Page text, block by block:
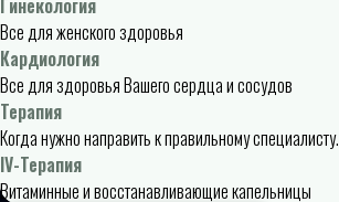
Гинекология
Все для женского здоровья
Кардиология
Все для здоровья Вашего сердца и сосудов
Терапия
Когда нужно направить к правильному специалисту.
IV-Терапия
Витаминные и восстанавливающие капельницы